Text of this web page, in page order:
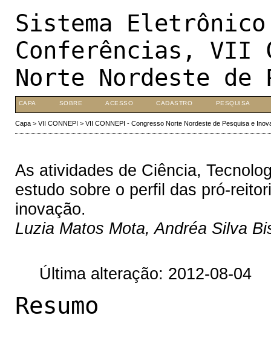
Sistema
Conferências, VII
Norte Nordeste de
CAPA SOBRE ACESSO CADASTRO PESQUISA
Capa> VII CONNEPI > VII CONNEPI - Congresso Norte Nordeste de Pesquisa e
As atividades de Ciência,
estudo sobre o perfil das pró-
inovação.
Luzia Matos Mota, Andréa Silva
Última alteração: 2012-08-04
Resumo